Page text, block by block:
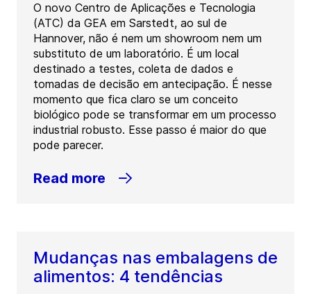
O novo Centro de Aplicações e Tecnologia
(ATC) da GEA em Sarstedt, ao sul de
Hannover, não é nem um showroom nem um
substituto de um laboratório. É um local
destinado a testes, coleta de dados e
tomadas de decisão em antecipação. É nesse
momento que fica claro se um conceito
biológico pode se transformar em um processo
industrial robusto. Esse passo é maior do que
pode parecer.
Read more
Mudanças nas embalagens de
alimentos: 4 tendências